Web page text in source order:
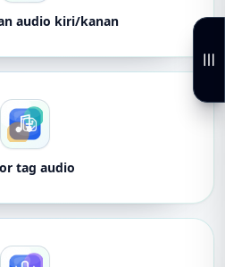
audio kiri/kanan
tag audio